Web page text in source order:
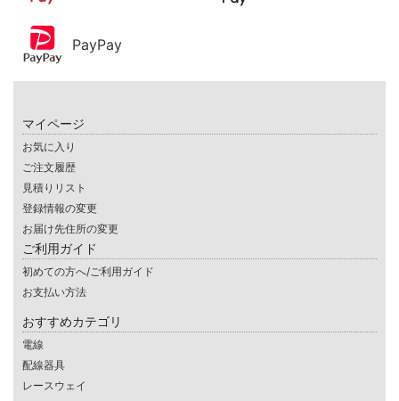
PayPay
マイページ
お気に入り
ご注文履歴
見積りリスト
登録情報の変更
お届け先住所の変更
ご利用ガイド
初めての方へ/ご利用ガイド
お支払い方法
おすすめカテゴリ
電線
配線器具
レースウェイ